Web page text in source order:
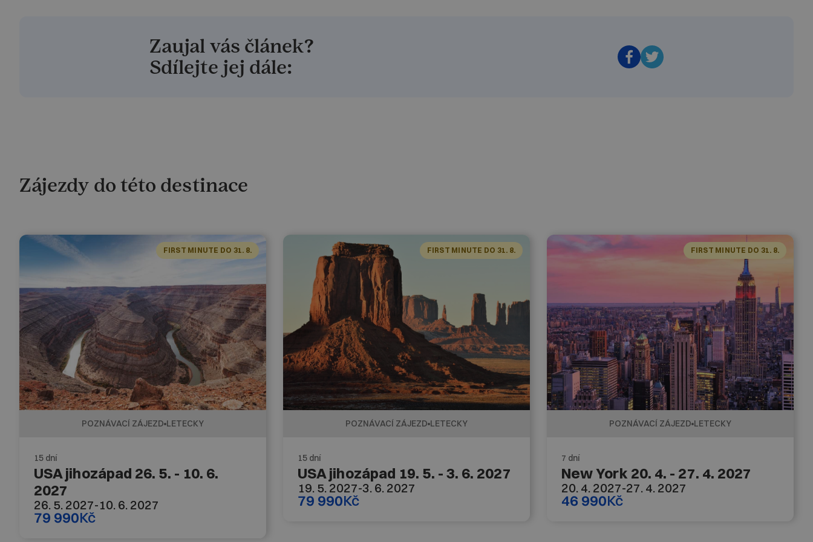
Zaujal vás článek?
Sdílejte jej dále:
Zájezdy do této destinace
FIRST MINUTE DO 31. 8.
POZNÁVACÍ ZÁJEZD LETECKY
15 dní
USA jihozápad 26. 5. - 10. 6.
2027
26. 5. 2027-10. 6. 2027
79 990Kč
FIRST MINUTE DO 31. 8.
POZNÁVACÍ ZÁJEZD LETECKY
15 dní
USA jihozápad 19. 5. - 3. 6. 2027
19. 5. 2027-3. 6. 2027
79 990Kč
FIRST MINUTE DO 31. 8.
POZNÁVACÍ ZÁJEZD LETECKY
7 dní
New York 20. 4. - 27. 4. 2027
20. 4. 2027-27. 4. 2027
46 990Kč